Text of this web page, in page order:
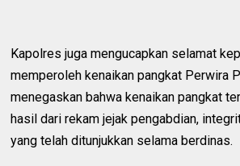
Kapolres juga mengucapkan selamat
memperoleh kenaikan pangkat Perwira
menegaskan bahwa kenaikan pangkat
hasil dari rekam jejak pengabdian,
yang telah ditunjukkan selama berdinas.